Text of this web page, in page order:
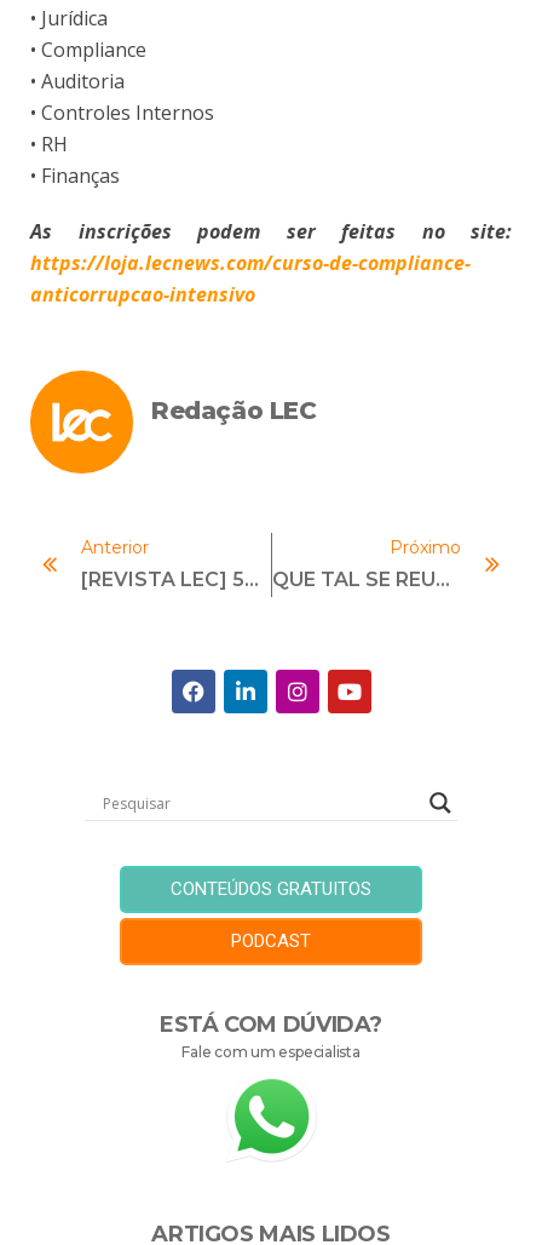
• Jurídica
• Compliance
• Auditoria
• Controles Internos
• RH
• Finanças
As inscrições podem ser feitas no site:
https://loja.lecnews.com/curso-de-compliance-
anticorrupcao-intensivo
Redação LEC
Anterior
[REVISTA LEC] 55% DOS TERCEIRIZADOS TÊM PROBLEMAS LEGAIS E ÉTICOS
Próximo
QUE TAL SE REUNIR COM ONU PACTO GLOBAL, U.S. DEPARTMENT OF TREASURY E COLUMBIA UNIVERSITY?
CONTEÚDOS GRATUITOS
PODCAST
ESTÁ COM DÚVIDA?
Fale com um especialista
ARTIGOS MAIS LIDOS